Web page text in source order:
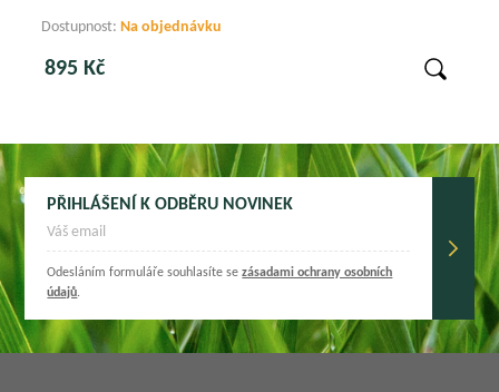
Dostupnost: Na objednávku
895 Kč
PŘIHLÁŠENÍ K ODBĚRU NOVINEK
Odesláním formuláře souhlasíte sezásadami ochrany osobních
údajů.